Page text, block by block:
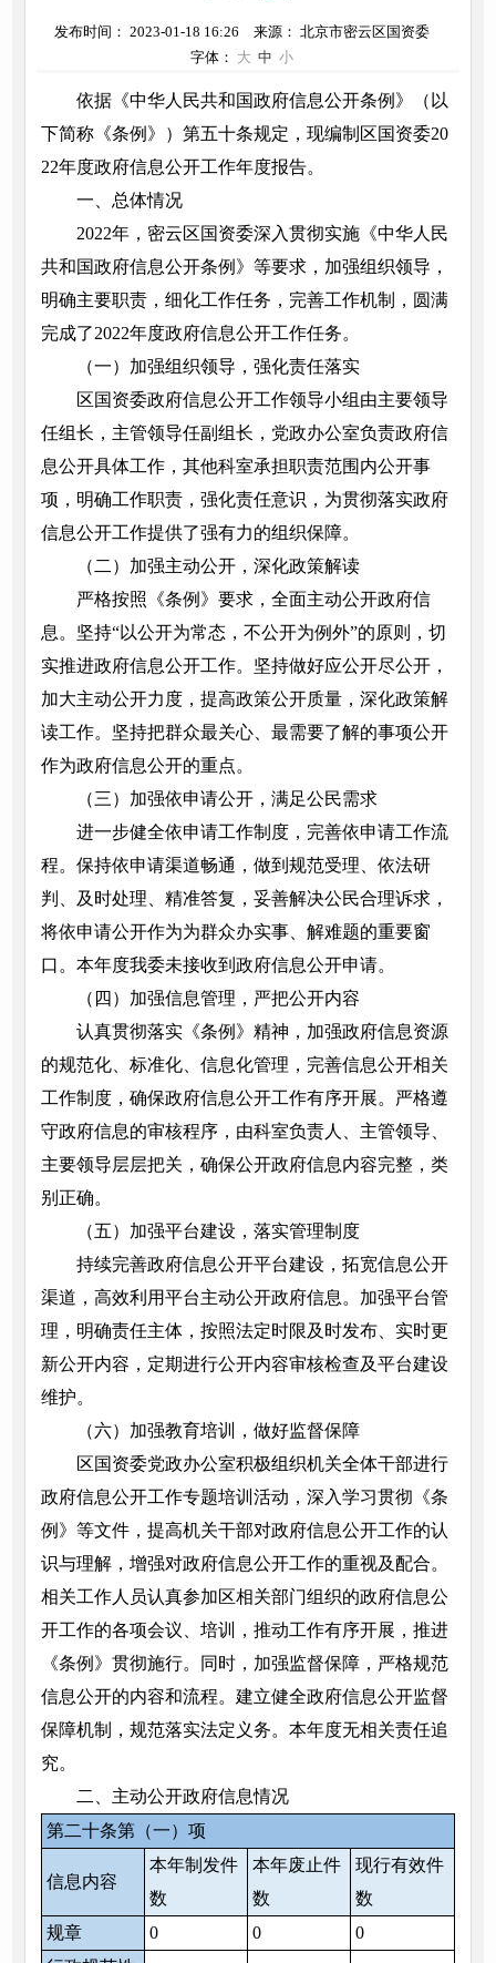
发布时间： 2023-01-18 16:26
来源： 北京市密云区国资委
字体： 大 中 小
依据《中华人民共和国政府信息公开条例》（以
下简称《条例》）第五十条规定，现编制区国资委20
22年度政府信息公开工作年度报告。
一、总体情况
2022年，密云区国资委深入贯彻实施《中华人民
共和国政府信息公开条例》等要求，加强组织领导，
明确主要职责，细化工作任务，完善工作机制，圆满
完成了2022年度政府信息公开工作任务。
（一）加强组织领导，强化责任落实
区国资委政府信息公开工作领导小组由主要领导
任组长，主管领导任副组长，党政办公室负责政府信
息公开具体工作，其他科室承担职责范围内公开事
项，明确工作职责，强化责任意识，为贯彻落实政府
信息公开工作提供了强有力的组织保障。
（二）加强主动公开，深化政策解读
严格按照《条例》要求，全面主动公开政府信
息。坚持“以公开为常态，不公开为例外”的原则，切
实推进政府信息公开工作。坚持做好应公开尽公开，
加大主动公开力度，提高政策公开质量，深化政策解
读工作。坚持把群众最关心、最需要了解的事项公开
作为政府信息公开的重点。
（三）加强依申请公开，满足公民需求
进一步健全依申请工作制度，完善依申请工作流
程。保持依申请渠道畅通，做到规范受理、依法研
判、及时处理、精准答复，妥善解决公民合理诉求，
将依申请公开作为为群众办实事、解难题的重要窗
口。本年度我委未接收到政府信息公开申请。
（四）加强信息管理，严把公开内容
认真贯彻落实《条例》精神，加强政府信息资源
的规范化、标准化、信息化管理，完善信息公开相关
工作制度，确保政府信息公开工作有序开展。严格遵
守政府信息的审核程序，由科室负责人、主管领导、
主要领导层层把关，确保公开政府信息内容完整，类
别正确。
（五）加强平台建设，落实管理制度
持续完善政府信息公开平台建设，拓宽信息公开
渠道，高效利用平台主动公开政府信息。加强平台管
理，明确责任主体，按照法定时限及时发布、实时更
新公开内容，定期进行公开内容审核检查及平台建设
维护。
（六）加强教育培训，做好监督保障
区国资委党政办公室积极组织机关全体干部进行
政府信息公开工作专题培训活动，深入学习贯彻《条
例》等文件，提高机关干部对政府信息公开工作的认
识与理解，增强对政府信息公开工作的重视及配合。
相关工作人员认真参加区相关部门组织的政府信息公
开工作的各项会议、培训，推动工作有序开展，推进
《条例》贯彻施行。同时，加强监督保障，严格规范
信息公开的内容和流程。建立健全政府信息公开监督
保障机制，规范落实法定义务。本年度无相关责任追
究。
二、主动公开政府信息情况
第二十条第（一）项
信息内容
本年制发件
数
本年废止件
数
现行有效件
数
规章
0 0
0